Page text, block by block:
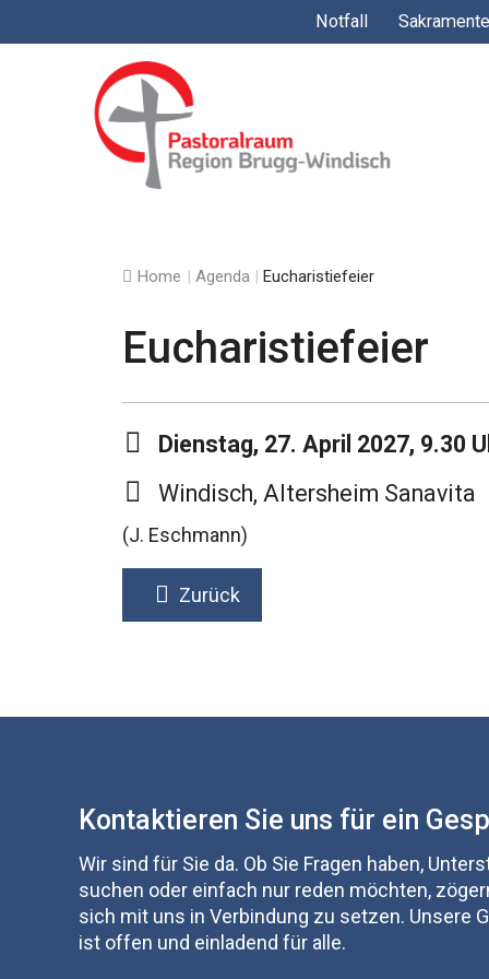
Notfall Sakramente
Home | Agenda | Eucharistiefeier
Eucharistiefeier
Dienstag, 27. April 2027, 9.30
Windisch, Altersheim Sanavita
(J. Eschmann)
Zurück
Kontaktieren Sie uns für ein
Wir sind für Sie da. Ob Sie Fragen haben,
suchen oder einfach nur reden möchten,
sich mit uns in Verbindung zu setzen. Unsere
ist offen und einladend für alle.